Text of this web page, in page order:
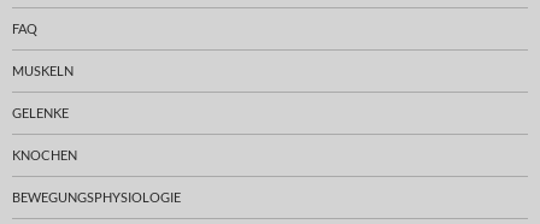
FAQ
MUSKELN
GELENKE
KNOCHEN
BEWEGUNGSPHYSIOLOGIE